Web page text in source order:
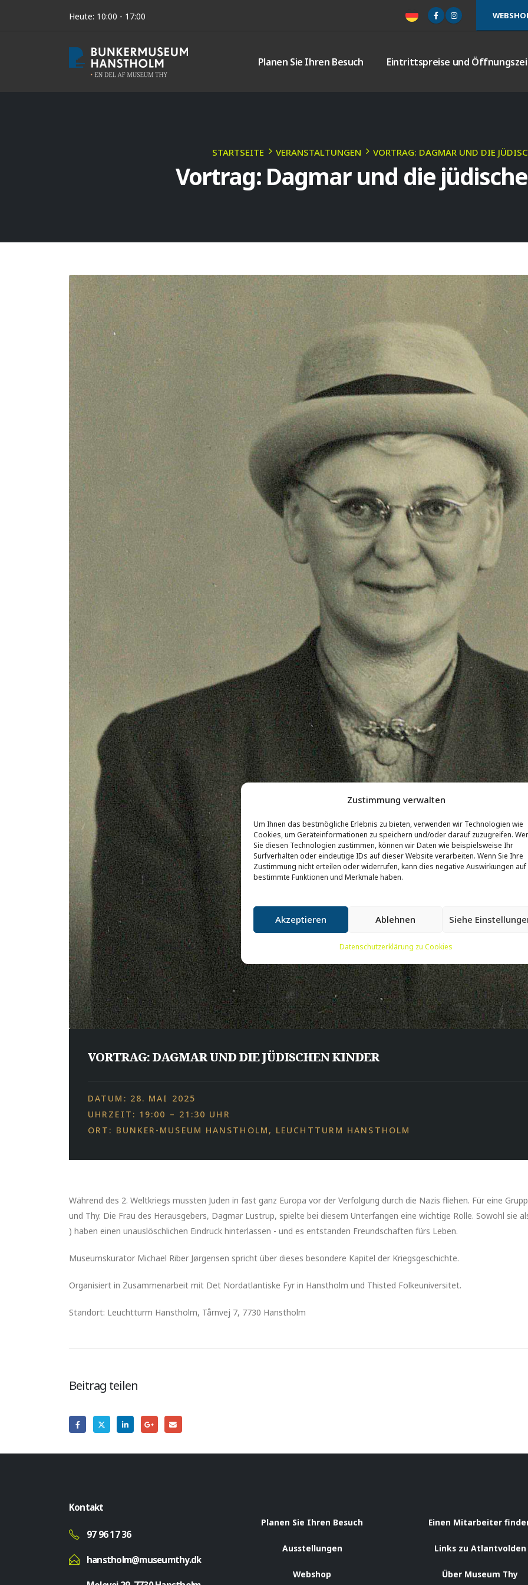
Zustimmung verwalten
Um Ihnen das bestmögliche Erlebnis zu bieten, verwenden wir Technologien wie
Cookies, um Geräteinformationen zu speichern und/oder darauf zuzugreifen.
Sie diesen Technologien zustimmen, können wir Daten wie beispielsweise Ihr
Surfverhalten oder eindeutige IDs auf dieser Website verarbeiten. Wenn Sie Ihre
Zustimmung nicht erteilen oder widerrufen, kann dies negative Auswirkungen auf
bestimmte Funktionen und Merkmale haben.
Akzeptieren Ablehnen Siehe
Datenschutzerklärung zu Cookies
Heute: 10:00 - 17:00
Planen Sie Ihren Besuch Eintrittspreise und
STARTSEITE VERANSTALTUNGEN VORTRAG: DAGMAR UND DIE
Vortrag: Dagmar und die
VORTRAG: DAGMAR UND DIE JÜDISCHEN KINDER
DATUM: 28. MAI 2025
UHRZEIT: 19:00 – 21:30 UHR
ORT: BUNKER-MUSEUM HANSTHOLM, LEUCHTTURM HANSTHOLM
Während des 2. Weltkriegs mussten Juden in fast ganz Europa vor der Verfolgung durch die Nazis fliehen. Für eine
und Thy. Die Frau des Herausgebers, Dagmar Lustrup, spielte bei diesem Unterfangen eine wichtige Rolle. Sowohl sie
) haben einen unauslöschlichen Eindruck hinterlassen - und es entstanden Freundschaften fürs Leben.
Museumskurator Michael Riber Jørgensen spricht über dieses besondere Kapitel der Kriegsgeschichte.
Organisiert in Zusammenarbeit mit Det Nordatlantiske Fyr in Hanstholm und Thisted Folkeuniversitet.
Standort: Leuchtturm Hanstholm, Tårnvej 7, 7730 Hanstholm
Beitrag teilen
Kontakt
97 96 17 36
hanstholm@museumthy.dk
Planen Sie Ihren Besuch
Ausstellungen
Webshop
Einen Mitarbeiter
Links zu Atlantvolden
Über Museum Thy